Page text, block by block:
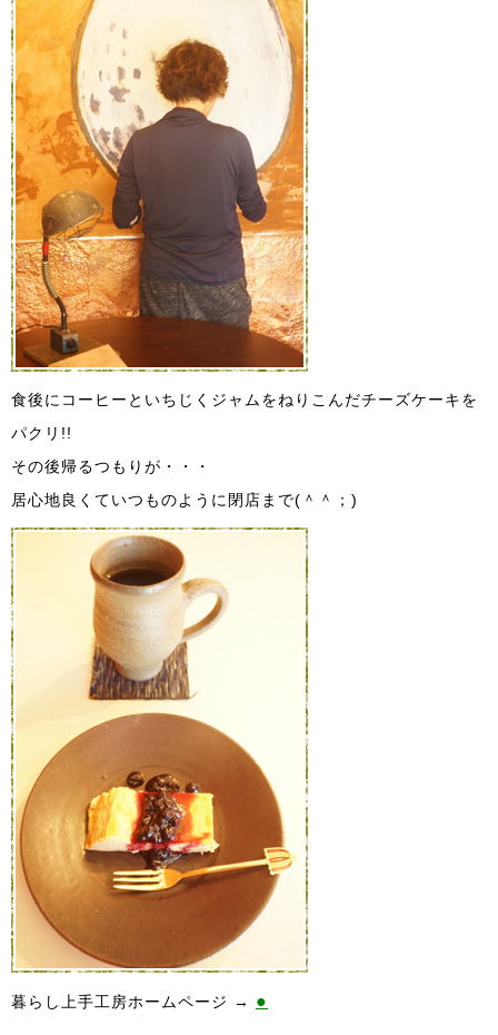
食後にコーヒーといちじくジャムをねりこんだチーズケーキを
パクリ!!
その後帰るつもりが・・・
居心地良くていつものように閉店まで(＾＾；)
暮らし上手工房ホームページ → ●